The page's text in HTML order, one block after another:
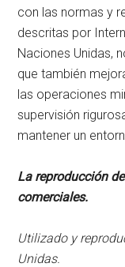
con las normas y
descritas por
Naciones Unidas,
que también
las operaciones
supervisión
mantener un
La reproducción
comerciales.
Utilizado y
Unidas.